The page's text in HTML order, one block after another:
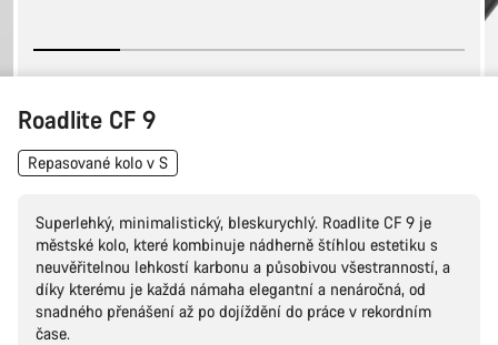
Roadlite CF 9
Repasované kolo v S
Superlehký, minimalistický, bleskurychlý. Roadlite CF 9 je
městské kolo, které kombinuje nádherně štíhlou estetiku s
neuvěřitelnou lehkostí karbonu a působivou všestranností, a
díky kterému je každá námaha elegantní a nenáročná, od
snadného přenášení až po dojíždění do práce v rekordním
čase.